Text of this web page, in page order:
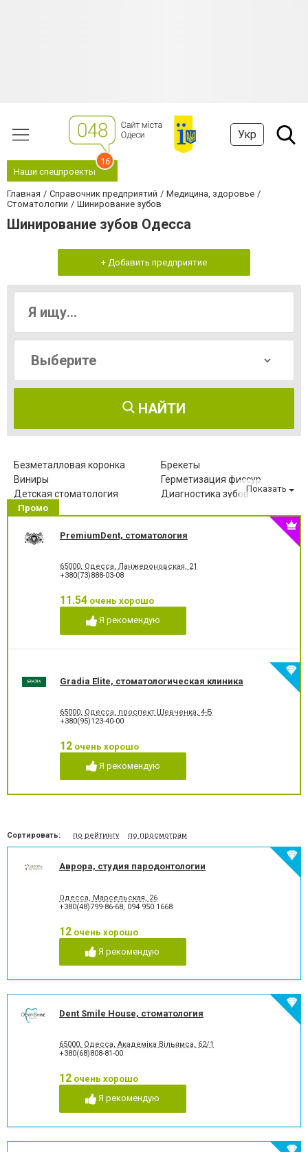
Укр
Наши спецпроекты
16
Главная Справочник предприятий
Медицина, здоровье
Стоматологии
Шинирование зубов
Шинирование зубов Одесса
+ Добавить предприятие
НАЙТИ
Безметалловая коронка
Брекеты
Виниры
Герметизация фиссур
Детская стоматология
Диагностика зубов
Зубные протезы
Клиновидный дефект зубов
Компьютерная томография
зубов
Коронка безметалловая
металлокерамическая
Коронка
цельнокерамическая
Лечение альвеолита
Лечение гиперестезии
височно-нижнечелюстного
Лечение зубов
Лечение кариеса
Лечение корневых каналов
Лечение пародонтоза
Лечение периостита
Лечение пульпита
стоматологии
Пластины для исправления
Пломбирование зубов
Пломбирование каналов
Подготовка к
Протезирование на
имплантат
стоматологии
Рецессия десны
Художественная
Чистка зубов
Шинирование зубов
Элайнеры
Эстетическая реставрация
Показать
Промо
PremiumDent, стоматология
65000, Одесса, Ланжероновская, 21
+380(73)888-03-08
11.54 очень хорошо
Я рекомендую
Gradia Elite, стоматологическая клиника
65000, Одесса, проспект Шевченка, 4-Б
+380(95)123-40-00
12 очень хорошо
Я рекомендую
Сортировать: по рейтингу по просмотрам
Аврора, студия пародонтологии
Одесса, Марсельская, 26
+380(48)799-86-68, 094 950 1668
12 очень хорошо
Я рекомендую
Dent Smile House, стоматология
65000, Одесса, ​Академіка Вільямса, 62/1
+380(68)808-81-00
12 очень хорошо
Я рекомендую